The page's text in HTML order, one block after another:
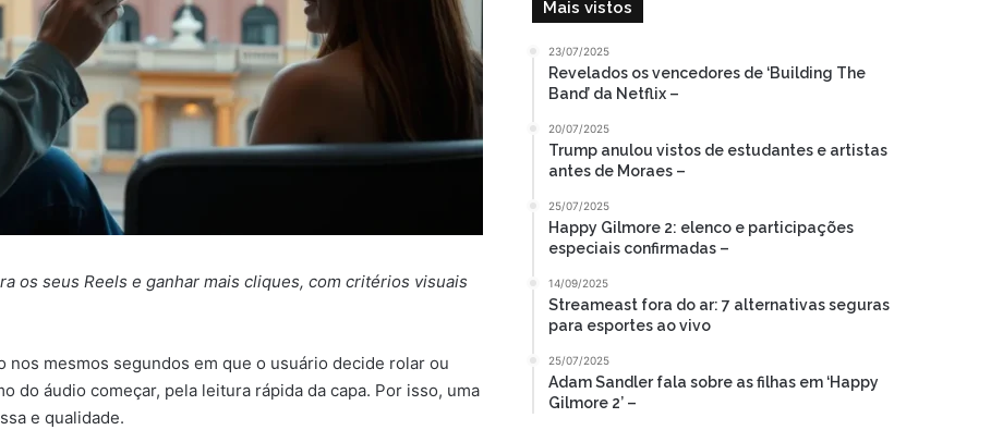
os seus Reels e ganhar mais cliques, com critérios visuais
nos mesmos segundos em que o usuário decide rolar ou
do áudio começar, pela leitura rápida da capa. Por isso, uma
e qualidade.
Mais vistos
23/07/2025
Revelados os vencedores de ‘Building The
Band’ da Netflix –
20/07/2025
Trump anulou vistos de estudantes e artistas
antes de Moraes –
25/07/2025
Happy Gilmore 2: elenco e participações
especiais confirmadas –
14/09/2025
Streameast fora do ar: 7 alternativas seguras
para esportes ao vivo
25/07/2025
Adam Sandler fala sobre as filhas em ‘Happy
Gilmore 2’ –